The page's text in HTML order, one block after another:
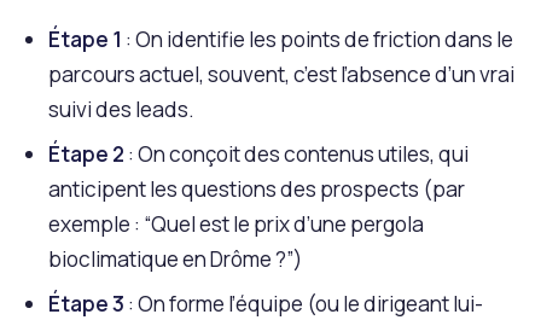
Étape 1 : On identifie les points de friction dans le
parcours actuel, souvent, c’est l’absence d’un vrai
suivi des leads.
Étape 2 : On conçoit des contenus utiles, qui
anticipent les questions des prospects (par
exemple : “Quel est le prix d’une pergola
bioclimatique en Drôme ?”)
Étape 3 : On forme l’équipe (ou le dirigeant lui-